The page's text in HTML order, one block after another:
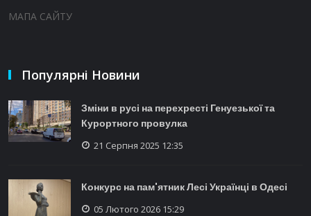
МАПА САЙТУ
Популярні Новини
Зміни в русі на перехресті Генуезької та
Курортного провулка
21 Серпня 2025 12:35
Конкурс на пам'ятник Лесі Українці в Одесі
05 Лютого 2026 15:29